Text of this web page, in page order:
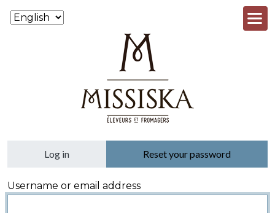
Skip to main content
Primary tabs
Log in Reset your password
Username or email address